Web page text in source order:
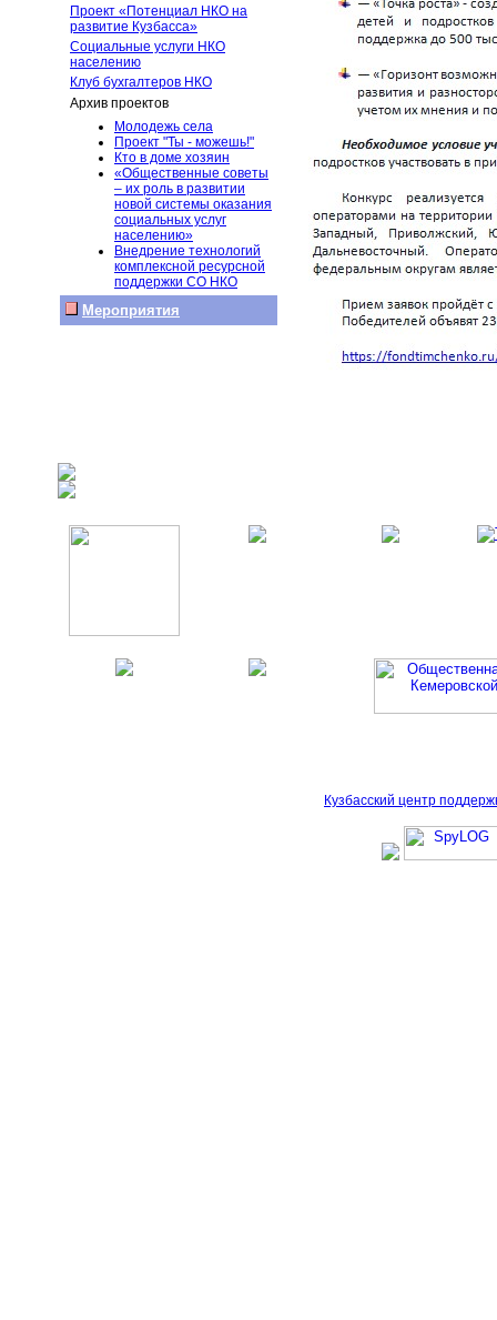
Проект «Потенциал НКО на
развитие Кузбасса»
Социальные услуги НКО
населению
Клуб бухгалтеров НКО
Архив проектов
Молодежь села
Проект "Ты - можешь!"
Кто в доме хозяин
«Общественные советы
– их роль в развитии
новой системы оказания
социальных услуг
населению»
Внедрение технологий
комплексной ресурсной
поддержки СО НКО
Мероприятия
Кузбасский центр